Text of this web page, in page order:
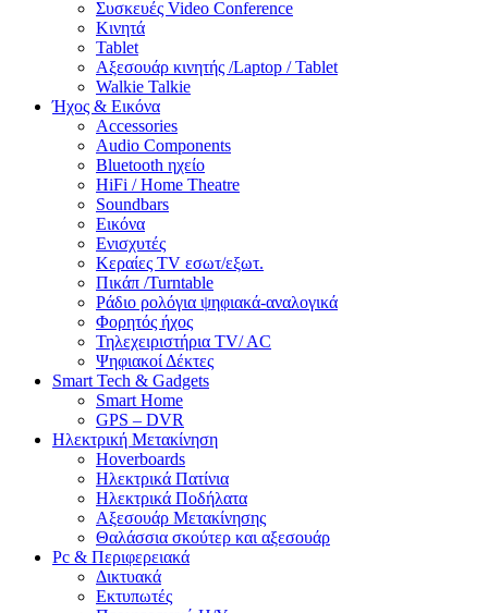
Συσκευές Video Conference
Κινητά
Tablet
Αξεσουάρ κινητής /Laptop / Tablet
Walkie Talkie
Ήχος & Εικόνα
Accessories
Audio Components
Bluetooth ηχείο
HiFi / Home Theatre
Soundbars
Εικόνα
Ενισχυτές
Κεραίες TV εσωτ/εξωτ.
Πικάπ /Turntable
Ράδιο ρολόγια ψηφιακά-αναλογικά
Φορητός ήχος
Τηλεχειριστήρια TV/ AC
Ψηφιακοί Δέκτες
Smart Tech & Gadgets
Smart Home
GPS – DVR
Ηλεκτρική Μετακίνηση
Hoverboards
Ηλεκτρικά Πατίνια
Ηλεκτρικά Ποδήλατα
Αξεσουάρ Μετακίνησης
Θαλάσσια σκούτερ και αξεσουάρ
Pc & Περιφερειακά
Δικτυακά
Εκτυπωτές